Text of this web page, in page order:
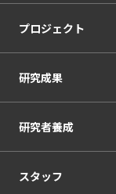
プロジェクト
研究成果
研究者養成
スタッフ